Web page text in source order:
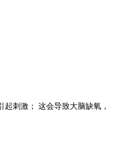
刺激； 这会导致大脑缺氧，